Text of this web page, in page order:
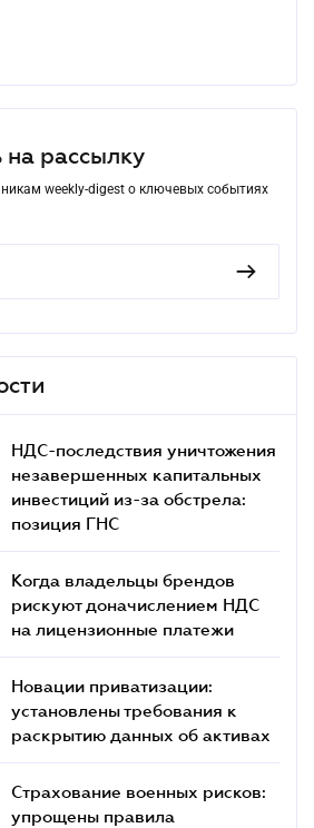
рассылку
weekly-digest о ключевых событиях
НДС-последствия уничтожения
незавершенных капитальных
инвестиций из-за обстрела:
позиция ГНС
Когда владельцы брендов
рискуют доначислением НДС
на лицензионные платежи
Новации приватизации:
установлены требования к
раскрытию данных об активах
Страхование военных рисков:
упрощены правила